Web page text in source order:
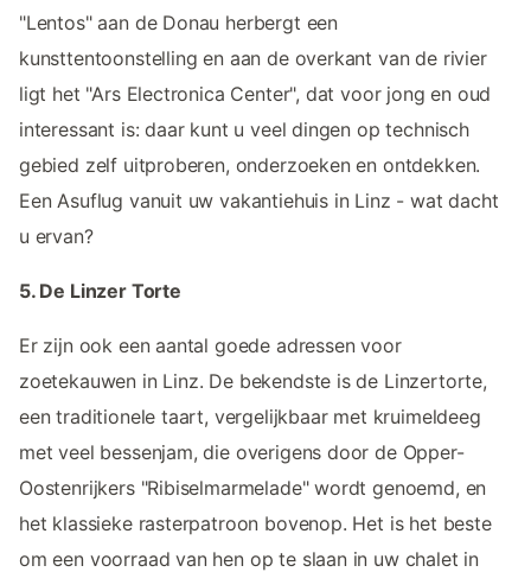
"Lentos" aan de Donau herbergt een
kunsttentoonstelling en aan de overkant van de rivier
ligt het "Ars Electronica Center", dat voor jong en oud
interessant is: daar kunt u veel dingen op technisch
gebied zelf uitproberen, onderzoeken en ontdekken.
Een Asuflug vanuit uw vakantiehuis in Linz - wat dacht
u ervan?
5. De Linzer Torte
Er zijn ook een aantal goede adressen voor
zoetekauwen in Linz. De bekendste is de Linzertorte,
een traditionele taart, vergelijkbaar met kruimeldeeg
met veel bessenjam, die overigens door de Opper-
Oostenrijkers "Ribiselmarmelade" wordt genoemd, en
het klassieke rasterpatroon bovenop. Het is het beste
om een voorraad van hen op te slaan in uw chalet in